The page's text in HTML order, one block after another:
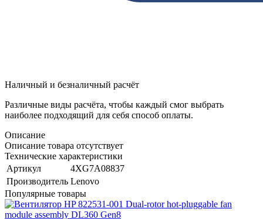
Наличный и безналичный расчёт
Различные виды расчёта, чтобы каждый смог выбрать
наиболее подходящий для себя способ оплаты.
Описание
Описание товара отсутствует
Технические характеристики
Артикул
4XG7A08837
Производитель Lenovo
Популярные товары